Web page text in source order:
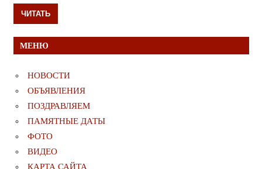
ЧИТАТЬ
МЕНЮ
НОВОСТИ
ОБЪЯВЛЕНИЯ
ПОЗДРАВЛЯЕМ
ПАМЯТНЫЕ ДАТЫ
ФОТО
ВИДЕО
КАРТА САЙТА